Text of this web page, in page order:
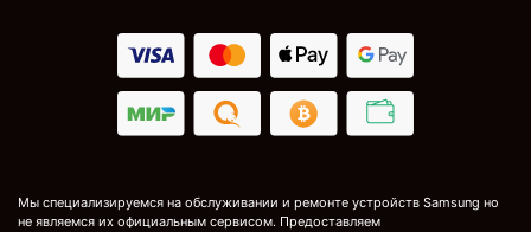
Мы специализируемся на обслуживании и ремонте устройств Samsung но
не являемся их официальным сервисом. Предоставляем